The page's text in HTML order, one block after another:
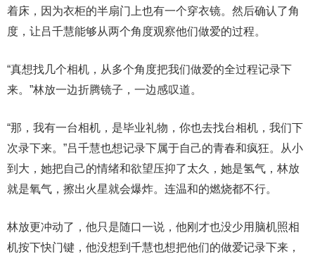
着床，因为衣柜的半扇门上也有一个穿衣镜。然后确认了角
度，让吕千慧能够从两个角度观察他们做爱的过程。
“真想找几个相机，从多个角度把我们做爱的全过程记录下
来。”林放一边折腾镜子，一边感叹道。
“那，我有一台相机，是毕业礼物，你也去找台相机，我们下
次录下来。”吕千慧也想记录下属于自己的青春和疯狂。从小
到大，她把自己的情绪和欲望压抑了太久，她是氢气，林放
就是氧气，擦出火星就会爆炸。连温和的燃烧都不行。
林放更冲动了，他只是随口一说，他刚才也没少用脑机照相
机按下快门键，他没想到千慧也想把他们的做爱记录下来，